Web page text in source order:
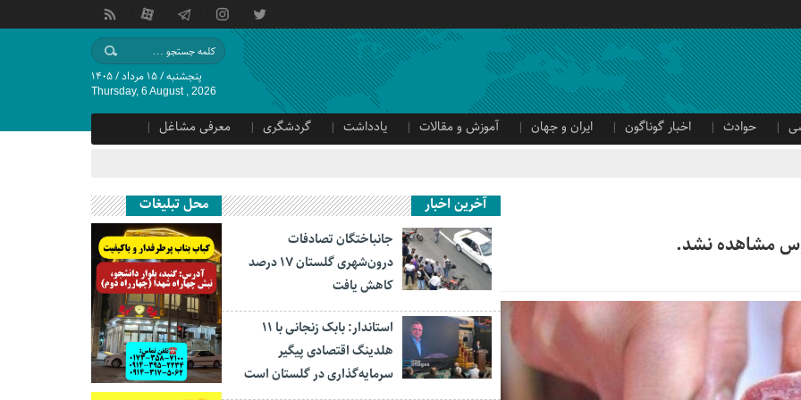
پنجشنبه / ۱۵ مرداد / ۱۴۰۵
Thursday, 6 August , 2026
حوادث اخبار گوناگون ایران و جهان آموزش و مقالات یادداشت گردشگری
معرفی مشاغل
مشاهده نشد.
آخرین اخبار
جانباختگان تصادفات
درون‌شهری گلستان ۱۷ درصد
کاهش یافت
استاندار: بابک زنجانی با ۱۱
هلدینگ اقتصادی پیگیر
سرمایه‌گذاری در گلستان است
محل تبلیغات